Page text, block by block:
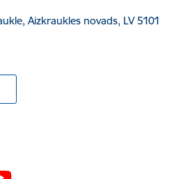
Aizkraukles novads, LV 5101